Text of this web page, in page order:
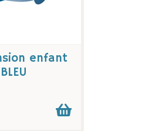
enfant